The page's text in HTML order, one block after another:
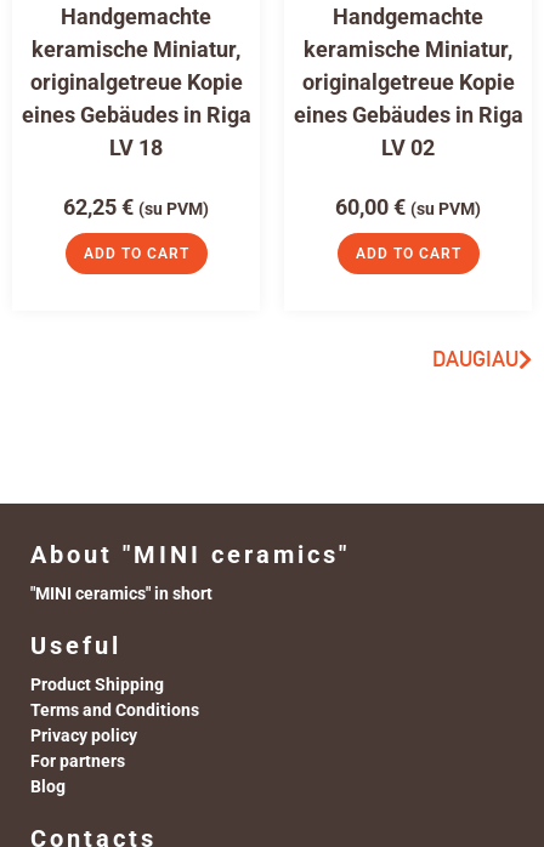
Handgemachte
keramische Miniatur,
originalgetreue Kopie
eines Gebäudes in Riga
LV 18
62,25€ (su PVM)
ADD TO CART
Handgemachte
keramische Miniatur,
originalgetreue Kopie
eines Gebäudes in Riga
LV 02
60,00€ (su PVM)
ADD TO CART
DAUGIAU
About "MINI ceramics"
"MINI ceramics" in short
Useful
Product Shipping
Terms and Conditions
Privacy policy
For partners
Blog
Contacts